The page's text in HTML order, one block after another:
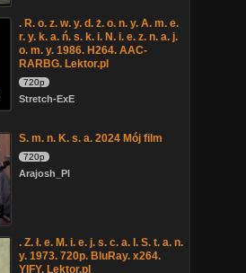
. R. o. z. w. y. d. ż. o. n. y. A. m. e.
r. y. k. a. ń. s. k. i. N. i. e. z. n. a. j.
o. m. y. 1986. H264. AAC-
RARBG. Lektor.pl
720p
Stretch-ExE
S. m. n. K. s. a. 2024 Mój film
720p
Arajosh_Pl
. Z. ł. e. M. i. e. j. s. c. a. I. S. t. a. n.
y. 1973. 720p. BluRay. x264.
YIFY. Lektor.pl